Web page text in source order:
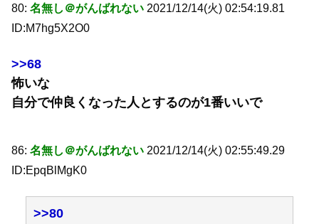
80: 名無し＠がんばれない 2021/12/14(火) 02:54:19.81
ID:M7hg5X2O0
>>68
怖いな
自分で仲良くなった人とするのが1番いいで
86: 名無し＠がんばれない 2021/12/14(火) 02:55:49.29
ID:EpqBlMgK0
>>80